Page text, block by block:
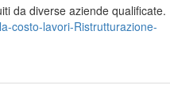
da diverse aziende qualificate.
costo-lavori-Ristrutturazione-